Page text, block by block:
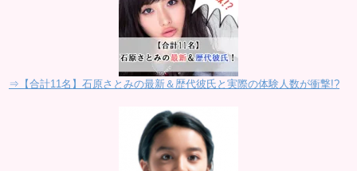
⇒【合計11名】石原さとみの最新＆歴代彼氏と実際の体験人数が衝撃!?